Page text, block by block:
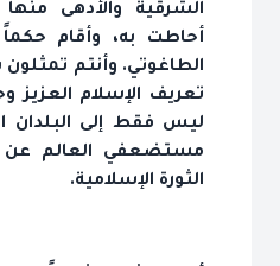
الشرقية والأدهى منها
أحاطت به، وأقام
الطاغوتي. وأنتم
تعريف الإسلام العزيز
ليس فقط إلى البلدان
مستضعفي العالم عن
الثورة الإسلامية.